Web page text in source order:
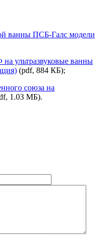
ванны ПСБ-Галс модели
ультразвуковые ванны
(pdf, 884 КБ);
союза на
1.03 MБ).